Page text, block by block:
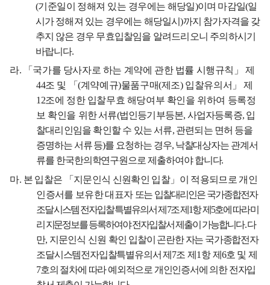
(기준일이 정해져 있는 경우에는해당일)이며 마감일(일
시가 정해져 있는 경우에는 해당일시)까지 참가자격을 갖
추지 않은 경우 무효입찰임을 알려드리오니 주의하시기
바랍니다.
라. 「 국가를 당사자로 하는 계약에 관한 법률 시행규칙 」제
44조 및 「(계약예규)물품구매(제조) 입찰유의서 」제
12조에 정한 입찰무효 해당여부 확인을 위하여 등록정
보 확인을 위한 서류(법인등기부등본, 사업자등록증, 입
찰대리인임을 확인할 수 있는 서류, 관련되는 면허 등을
증명하는 서류 등)를 요청하는 경우, 낙찰대상자는 관계서
류를 한국한의학연구원으로 제출하여야 합니다.
마. 본 입찰은 「 지문인식 신원확인 입찰」 이 적용되므로 개인
인증서를 보유한 대표자 또는 입찰대리인은 국가종합전자
조달시스템 전자입찰특별유의서 제 7조 제 1항 제 5호에 따라 미
리 지문정보를 등록하여야 전자입찰서 제출이 가능합니 다.다
만, 지문인식 신원 확인 입찰이 곤란한 자는 국가종합전자
조달시스템전자입찰특별유의서 제 7조 제 1 항 제 6호 및 제
7호의 절차에 따라 예외적으로 개인인증서에 의한 전자입